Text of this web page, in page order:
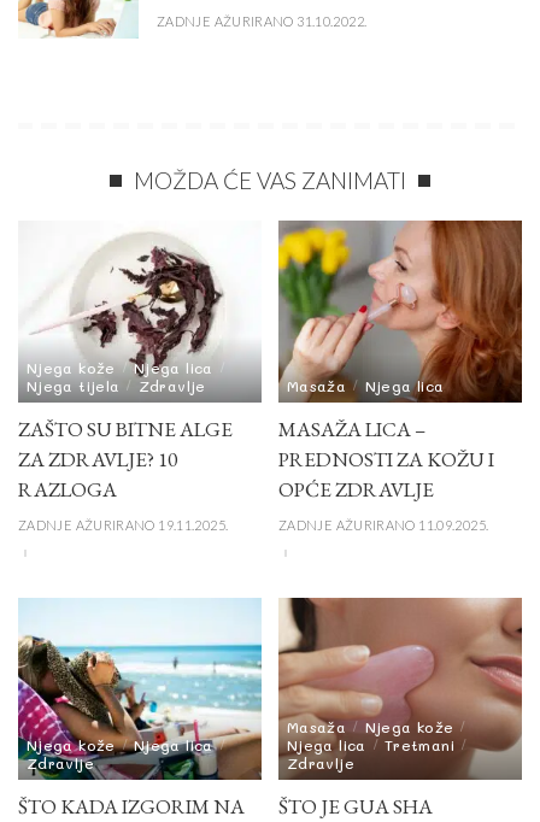
ZADNJE AŽURIRANO 31.10.2022.
MOŽDA ĆE VAS ZANIMATI
Njega kože
Njega lica
Njega tijela
Zdravlje
ZAŠTO SU BITNE ALGE
ZA ZDRAVLJE? 10
RAZLOGA
ZADNJE AŽURIRANO 19.11.2025.
Masaža Njega lica
MASAŽA LICA –
PREDNOSTI ZA KOŽU I
OPĆE ZDRAVLJE
ZADNJE AŽURIRANO 11.09.2025.
Njega kože
Njega lica
Zdravlje
ŠTO KADA IZGORIM NA
Masaža
Njega kože
Njega lica
Tretmani
Zdravlje
ŠTO JE GUA SHA